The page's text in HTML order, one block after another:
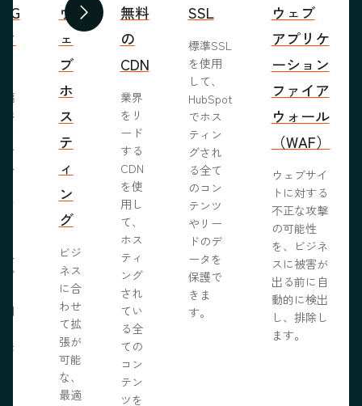
前へ 次へ
編
形
ル
ル
ブ
ウ
ェ
ブ
ホ
ス
テ
ィ
ン
グ
ビジ
ネス
に合
わせ
て拡
張が
可能
な、
最適
無料
の
CDN
業界
をリ
ード
する
CDN
を使
用し
て、
ホス
ティ
ング
され
てい
る全
ての
コン
テン
ツを
SSL
標準SSL
を使用
して、
HubSpot
でホス
ティン
グされ
る全て
のコン
テンツ
やリー
ドのデ
ータを
保護で
きま
す。
ウェブ
アプリケ
ーション
ファイア
ウォール
（WAF）
ウェブサイ
トに対する
不正な攻撃
の可能性
を、ビジネ
スに被害が
出る前に自
動的に検出
し、排除し
ます。